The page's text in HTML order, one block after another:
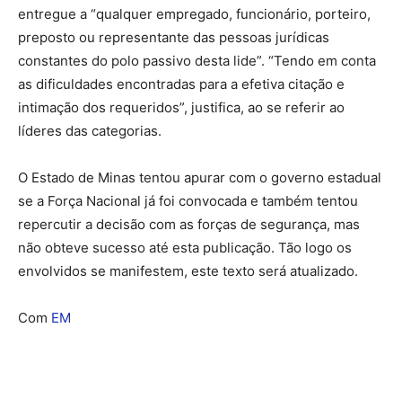
entregue a “qualquer empregado, funcionário, porteiro,
preposto ou representante das pessoas jurídicas
constantes do polo passivo desta lide”. “Tendo em conta
as dificuldades encontradas para a efetiva citação e
intimação dos requeridos”, justifica, ao se referir ao
líderes das categorias.
O Estado de Minas tentou apurar com o governo estadual
se a Força Nacional já foi convocada e também tentou
repercutir a decisão com as forças de segurança, mas
não obteve sucesso até esta publicação. Tão logo os
envolvidos se manifestem, este texto será atualizado.
Com EM